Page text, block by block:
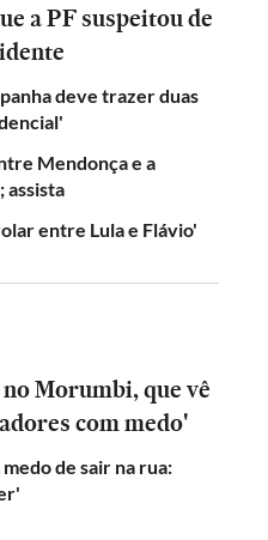
a PF suspeitou de
deve trazer duas
Mendonça e a
assista
entre Lula e Flávio'
Morumbi, que vê
com medo'
de sair na rua: